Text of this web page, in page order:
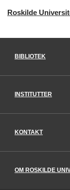
Roskilde
BIBLIOTEK
INSTITUTTER
KONTAKT
OM ROSKILDE